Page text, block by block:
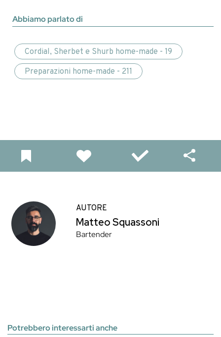
Abbiamo parlato di
Cordial, Sherbet e Shurb home-made - 19
Preparazioni home-made - 211
AUTORE
Matteo Squassoni
Bartender
Potrebbero interessarti anche